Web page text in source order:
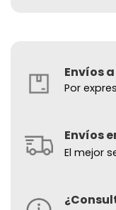
Envíos
Por
Envíos
El mejor